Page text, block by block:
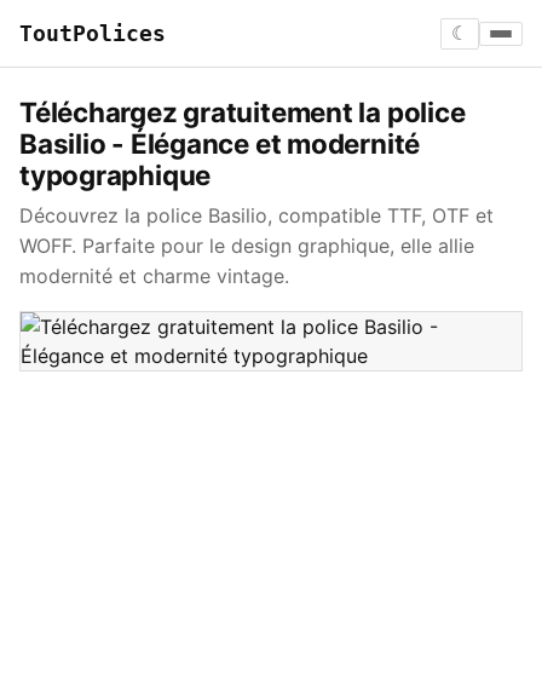
ToutPolices ☾
Téléchargez gratuitement la police
Basilio - Élégance et modernité
typographique
Découvrez la police Basilio, compatible TTF, OTF et
WOFF. Parfaite pour le design graphique, elle allie
modernité et charme vintage.